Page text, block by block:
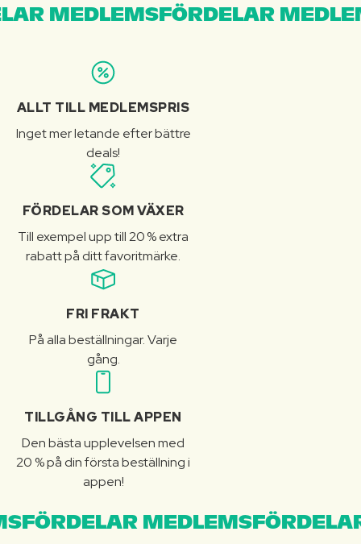
MEDLEMSFÖRDELAR
ALLT TILL MEDLEMSPRIS
Inget mer letande efter bättre
deals!
FÖRDELAR SOM VÄXER
Till exempel upp till 20 % extra
rabatt på ditt favoritmärke.
FRI FRAKT
På alla beställningar. Varje
gång.
TILLGÅNG TILL APPEN
Den bästa upplevelsen med
20 % på din första beställning i
appen!